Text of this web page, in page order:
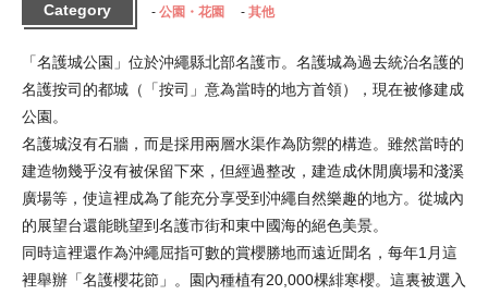
Category 公園・花園 其他
「名護城公園」位於沖繩縣北部名護市。名護城為過去統治名護的
名護按司的都城（「按司」意為當時的地方首領），現在被修建成
公園。
名護城沒有石牆，而是採用兩層水渠作為防禦的構造。雖然當時的
建造物幾乎沒有被保留下來，但經過整改，建造成休閒廣場和淺溪
廣場等，使這裡成為了能充分享受到沖繩自然樂趣的地方。從城內
的展望台還能眺望到名護市街和東中國海的絕色美景。
同時這裡還作為沖繩屈指可數的賞櫻勝地而遠近聞名，每年1月這
裡舉辦「名護櫻花節」。園內種植有20,000棵緋寒櫻。這裏被選入